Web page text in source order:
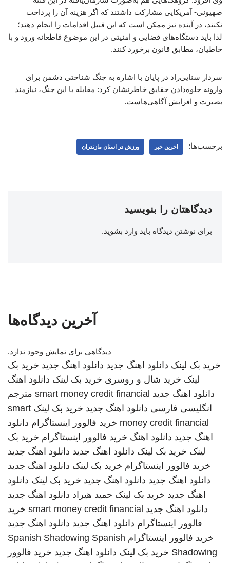
صهیونی- آمریکایی مشارکت داشتند که اگر هزینه آن را پرداخت
نکنند، در آینده نیز ممکن است که این قبیل اقدامات را انجام دهند؛
لذا باید دستگاه‌های قضایی و امنیتی در این موضوع قاطعانه ورود و با
خاطیان، مطابق قانون برخورد کنند.
سردار سنایی‌راد در پایان با اشاره به جنگ شناختی دشمن برای
وارونه جلوه‌دادن حقایق خاطرنشان کرد: مقابله با این جنگ، نیازمند
بصیرت و افزایش آگاهی‌هاست.
برچسب‌ها: اخرین خبر ورزش در استان مازندران
دیدگاهتان را بنویسید
برای نوشتن دیدگاه باید وارد بشوید.
آخرین دیدگاه‌ها
دیدگاهی برای نمایش وجود ندارد.
خرید بک لینک دانلود اهنگ جدید دانلود اهنگ جدید خرید بک
لینک خرید شال و روسری خرید بک لینک دانلود اهنگ
دانلود اهنگ جدید smart money credit financial مترجم
انگلیسی فارسی دانلود اهنگ جدید خرید بک لینک smart
money credit financial خرید فالوور اینستاگرام دانلود
اهنگ جدید دانلود اهنگ خرید فالوور اینستاگرام خرید بک
لینک خرید بک لینک دانلود اهنگ جدید دانلود اهنگ جدید
خرید فالوور اینستاگرام خرید بک لینک دانلود اهنگ جدید
دانلود اهنگ جدید دانلود اهنگ جدید خرید بک لینک دانلود
اهنگ جدید خرید بک لینک حمید هیراد دانلود اهنگ جدید
دانلود اهنگ جدید smart money credit financial خرید
فالوور اینستاگرام دانلود اهنگ جدید دانلود اهنگ جدید
خرید فالوور اینستاگرام
Spanish Shadowing Spanish
Shadowing خرید بک لینک دانلود اهنگ جدید خرید فالوور